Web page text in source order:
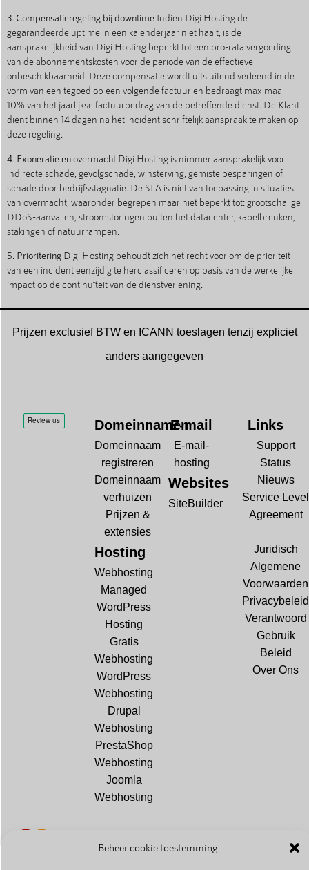
Beheer cookie toestemming
3. Compensatieregeling bij downtime Indien Digi Hosting de
gegarandeerde uptime in een kalenderjaar niet haalt, is de
aansprakelijkheid van Digi Hosting beperkt tot een pro-rata vergoeding
van de abonnementskosten voor de periode van de effectieve
onbeschikbaarheid. Deze compensatie wordt uitsluitend verleend in de
vorm van een tegoed op een volgende factuur en bedraagt maximaal
10% van het jaarlijkse factuurbedrag van de betreffende dienst. De Klant
dient binnen 14 dagen na het incident schriftelijk aanspraak te maken op
deze regeling.
4. Exoneratie en overmacht Digi Hosting is nimmer aansprakelijk voor
indirecte schade, gevolgschade, winsterving, gemiste besparingen of
schade door bedrijfsstagnatie. De SLA is niet van toepassing in situaties
van overmacht, waaronder begrepen maar niet beperkt tot: grootschalige
DDoS-aanvallen, stroomstoringen buiten het datacenter, kabelbreuken,
stakingen of natuurrampen.
5. Prioritering Digi Hosting behoudt zich het recht voor om de prioriteit
van een incident eenzijdig te herclassificeren op basis van de werkelijke
impact op de continuïteit van de dienstverlening.
Prijzen exclusief BTW en ICANN toeslagen tenzij expliciet
anders aangegeven
Domeinnamen
Domeinnaam
registreren
Domeinnaam
verhuizen
Prijzen &
extensies
Hosting
Webhosting
Managed
WordPress
Hosting
Gratis
Webhosting
WordPress
Webhosting
Drupal
Webhosting
PrestaShop
Webhosting
Joomla
Webhosting
E-mail
E-mail-
hosting
Websites
SiteBuilder
Links
Support
Status
Nieuws
Service Level
Agreement
Juridisch
Algemene
Voorwaarden
Privacybeleid
Verantwoord
Gebruik
Beleid
Over Ons